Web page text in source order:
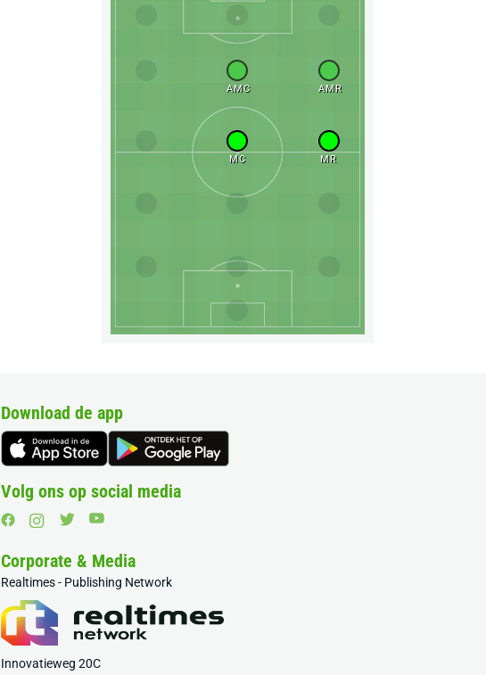
AMC AMR
MC MR
Download de app
Volg ons op social media
Corporate & Media
Realtimes - Publishing Network
Innovatieweg 20C